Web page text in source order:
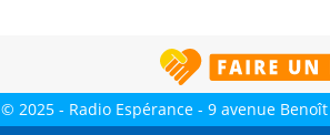
© 2025 - Radio Espérance - 9 avenue